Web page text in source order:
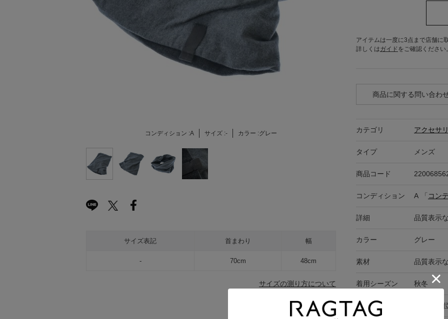
コンディション :A サイズ :- カラー :グレー
サイズ表記 首まわり 幅
- 70cm 48cm
サイズの測り方について
アイテムは一度に3点まで店舗に
詳しくはガイド をご確認ください。
商品に関する問い合わ
カテゴリ アクセサ
タイプ メンズ
商品コード
コンディション A 「 コン
詳細 品質表示
カラー グレー
素材 品質表示
着用シーズン 秋冬
参考価格 13,000円